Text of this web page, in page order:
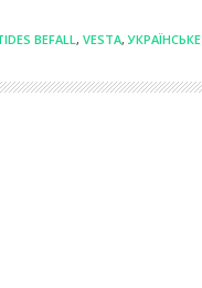
BEFALL, VESTA,УКРАЇНСЬКЕ